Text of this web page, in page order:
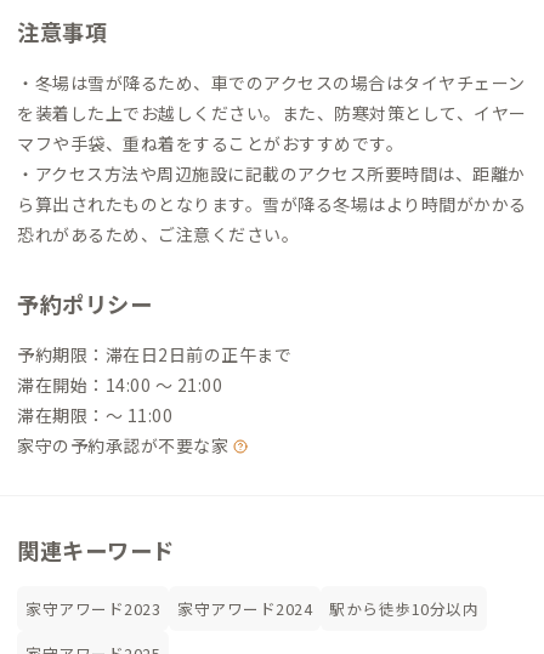
注意事項
・冬場は雪が降るため、車でのアクセスの場合はタイヤチェーン
を装着した上でお越しください。また、防寒対策として、イヤー
マフや手袋、重ね着をすることがおすすめです。
・アクセス方法や周辺施設に記載のアクセス所要時間は、距離か
ら算出されたものとなります。雪が降る冬場はより時間がかかる
恐れがあるため、ご注意ください。
予約ポリシー
予約期限：滞在日2日前の正午まで
滞在開始：14:00 〜 21:00
滞在期限：〜 11:00
家守の予約承認が不要な家
関連キーワード
家守アワード2023 家守アワード2024
駅から徒歩10分以内